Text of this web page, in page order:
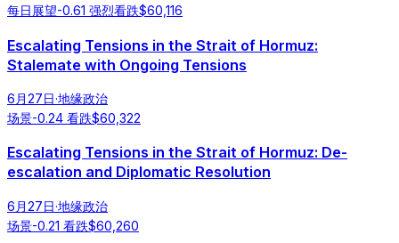
每日展望-0.61 强烈看跌$60,116
Escalating Tensions in the Strait of Hormuz:
Stalemate with Ongoing Tensions
6月27日·地缘政治
场景-0.24 看跌$60,322
Escalating Tensions in the Strait of Hormuz: De-
escalation and Diplomatic Resolution
6月27日·地缘政治
场景-0.21 看跌$60,260